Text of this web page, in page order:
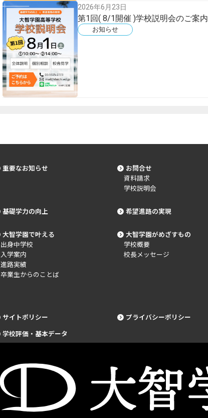
2026年6月23日
第1回( 8/1開催 )学校説明会のご案内
お知らせ
重要なお知らせ
お問合せ
資料請求
学校説明会
基礎学力の向上 希望進路の実現
大智学園で叶える
出身中学校
入学案内
進路実績
卒業生からのことば
大智学園がめざすもの
学校概要
校長メッセージ
サイトポリシー プライバシーポリシー
学校評価・基本データ